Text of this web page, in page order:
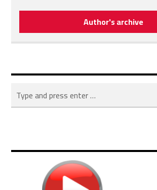
Author's archive